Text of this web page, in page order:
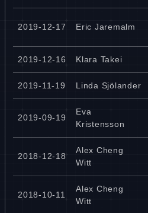
2019-12-17 Eric Jaremalm
2019-12-16 Klara Takei
2019-11-19 Linda Sjölander
2019-09-19
Eva
Kristensson
2018-12-18
Alex Cheng
Witt
2018-10-11
Alex Cheng
Witt